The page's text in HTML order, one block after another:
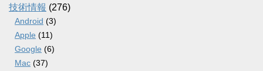
技術情報 (276)
Android (3)
Apple (11)
Google (6)
Mac (37)